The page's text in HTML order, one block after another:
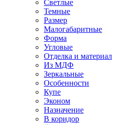
Светлые
Темные
Размер
Малогабаритные
Форма
Угловые
Отделка и материал
Из МДФ
Зеркальные
Особенности
Купе
Эконом
Назначение
В коридор